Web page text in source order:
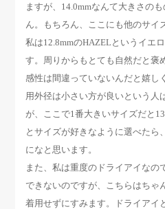
ますが、14.0mmなんて大きさの
ん。もちろん、ここにも他のサイ
私は12.8mmのHAZELというイエ
す。周りからもとても自然だと褒
感性は間違っていないんだと嬉し
用外径は小さい方が良いという人
が、ここで1番大きいサイズだと
とサイズが好きなように選べたら
になと思います。
また、私は重度のドライアイなの
できないのですが、こちらはちゃ
着用せずにすみます。ドライアイ